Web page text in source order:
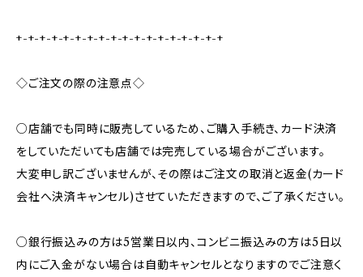
+-+-+-+-+-+-+-+-+-+-+-+-+-+-+-+-+-+
◇ご注文の際の注意点◇
○店舗でも同時に販売しているため、ご購入手続き、カード決済
をしていただいても店舗では完売している場合がございます。
大変申し訳ございませんが、その際はご注文の取消と返金(カード
会社へ決済キャンセル)させていただきますので、ご了承ください。
○銀行振込みの方は5営業日以内、コンビニ振込みの方は5日以
内にご入金がない場合は自動キャンセルとなりますのでご注意く